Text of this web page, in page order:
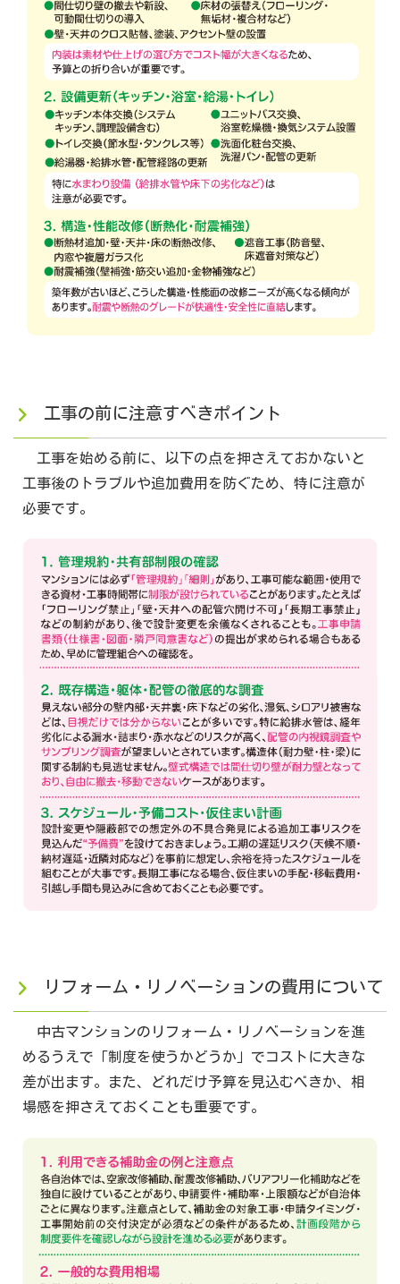
工事の前に注意すべきポイント
工事を始める前に、以下の点を押さえておかないと
工事後のトラブルや追加費用を防ぐため、特に注意が
必要です。
リフォーム・リノベーションの費用について
中古マンションのリフォーム・リノベーションを進
めるうえで「制度を使うかどうか」でコストに大きな
差が出ます。また、どれだけ予算を見込むべきか、相
場感を押さえておくことも重要です。